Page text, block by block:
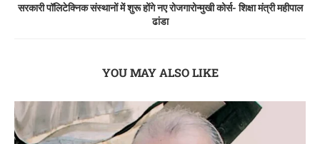
सरकारी पॉलिटेक्निक संस्थानों में शुरू होंगे नए रोजगारोन्मुखी कोर्स- शिक्षा मंत्री महीपाल
ढांडा
YOU MAY ALSO LIKE